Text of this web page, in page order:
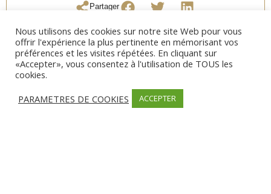
Partager
OUVERTURE
Nous utilisons des cookies sur notre site Web pour vous
offrir l'expérience la plus pertinente en mémorisant vos
préférences et les visites répétées. En cliquant sur
«Accepter», vous consentez à l'utilisation de TOUS les
cookies.
PARAMETRES DE COOKIES
ACCEPTER